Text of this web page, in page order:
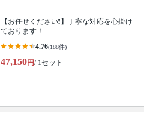
【お任せください❗️】丁寧な対応を心掛け
ております！
4.76(188件)
47,150円/ 1セット